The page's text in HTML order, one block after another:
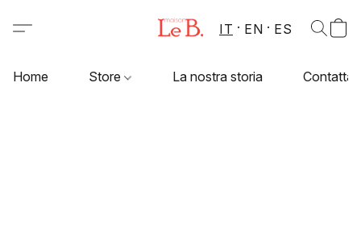
IT EN ES
Home Store La nostra storia